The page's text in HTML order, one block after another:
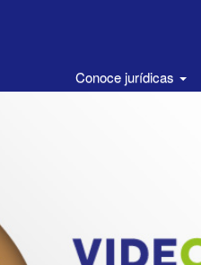
Conoce jurídicas